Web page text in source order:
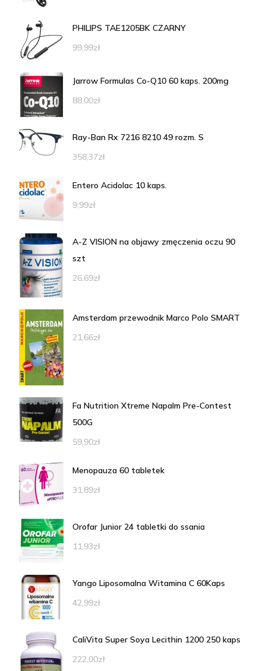
PHILIPS TAE1205BK CZARNY
99,99zł
Jarrow Formulas Co-Q10 60 kaps. 200mg
88,00zł
Ray-Ban Rx 7216 8210 49 rozm. S
358,37zł
Entero Acidolac 10 kaps.
9,99zł
A-Z VISION na objawy zmęczenia oczu 90
szt
26,69zł
Amsterdam przewodnik Marco Polo SMART
21,66zł
Fa Nutrition Xtreme Napalm Pre-Contest
500G
59,90zł
Menopauza 60 tabletek
31,89zł
Orofar Junior 24 tabletki do ssania
11,93zł
Yango Liposomalna Witamina C 60Kaps
42,99zł
CaliVita Super Soya Lecithin 1200 250 kaps
222,00zł